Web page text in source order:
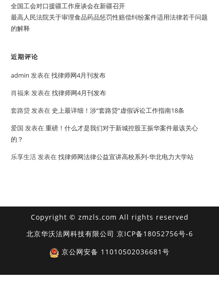
全国工会对口援疆工作座谈会在新疆召开
最高人民法院关于审理食品药品惩罚性赔偿纠纷案件适用法律若干问题
的解释
近期评论
admin 发表在找律师网4月刊发布
肖福来发表在找律师网4月刊发布
套路贷发表在 史上最详细！涉“套路贷”虚假诉讼工作指南18条
爱国 发表在重磅！什么才是我们对于新城控股王振华案件最该关心
的？
乐享生活发表在找律师网法律公益宣讲高校系列-华北电力大学站
Copyright © zmzls.com All rights reserved
北京华沃法网科技有限公司 京ICP备18052756号-6
京公网安备 11010502036681号